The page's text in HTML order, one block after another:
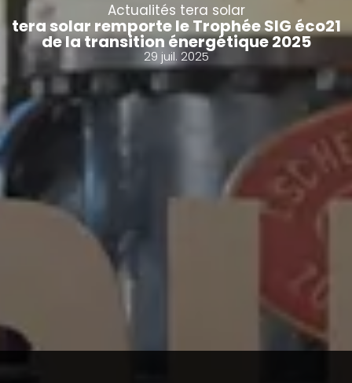
Actualités tera solar
tera solar remporte le Trophée SIG éco21
de la transition énergétique 2025
29 juil. 2025